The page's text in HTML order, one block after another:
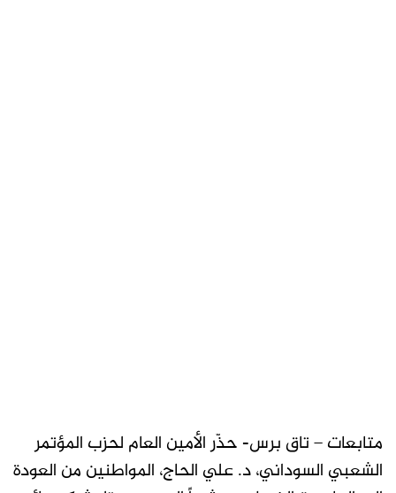
متابعات – تاق برس- حذّر الأمين العام لحزب المؤتمر
الشعبي السوداني، د. علي الحاج، المواطنين من العودة